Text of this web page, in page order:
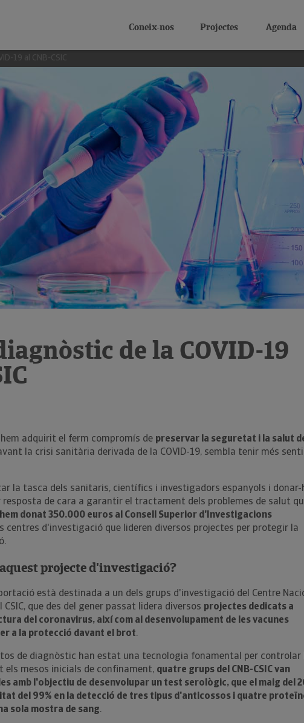
Coneix-nos Projectes Agenda
19 al CNB-CSIC
de la COVID-19
adquirit el ferm compromís de preservar la seguretat i la salut
la crisi sanitària derivada de la COVID-19, sembla tenir més
la tasca dels sanitaris, científics i investigadors espanyols i donar-
de cara a garantir el tractament dels problemes de salut
hem donat 350.000 euros al Consell Superior d'Investigacions
centres d'investigació que lideren diversos projectes per protegir la
projecte d'investigació?
està destinada a un dels grups d'investigació del Centre
que des del gener passat lidera diversos projectes dedicats a
del coronavirus, així com al desenvolupament de les vacunes
a la protecció davant el brot.
de diagnòstic han estat una tecnologia fonamental per controlar
els mesos inicials de confinament, quatre grups del CNB-CSIC van
amb l'objectiu de desenvolupar un test serològic, que el maig del
del 99% en la detecció de tres tipus d'anticossos i quatre
sola mostra de sang.